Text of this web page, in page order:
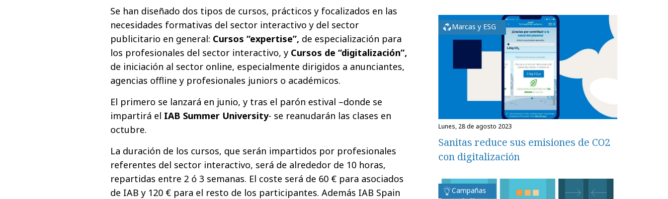
Se han diseñado dos tipos de cursos, prácticos y focalizados en las
necesidades formativas del sector interactivo y del sector
publicitario en general: Cursos “expertise”, de especialización para
los profesionales del sector interactivo, y Cursos de “digitalización”,
de iniciación al sector online, especialmente dirigidos a anunciantes,
agencias offline y profesionales juniors o académicos.
El primero se lanzará en junio, y tras el parón estival –donde se
impartirá el IAB Summer University- se reanudarán las clases en
octubre.
La duración de los cursos, que serán impartidos por profesionales
referentes del sector interactivo, será de alrededor de 10 horas,
repartidas entre 2 ó 3 semanas. El coste será de 60 € para asociados
de IAB y 120 € para el resto de los participantes. Además IAB Spain
Marcas y ESG
lunes, 28 de agosto 2023
Sanitas reduce sus emisiones de CO2
con digitalización
Campañas